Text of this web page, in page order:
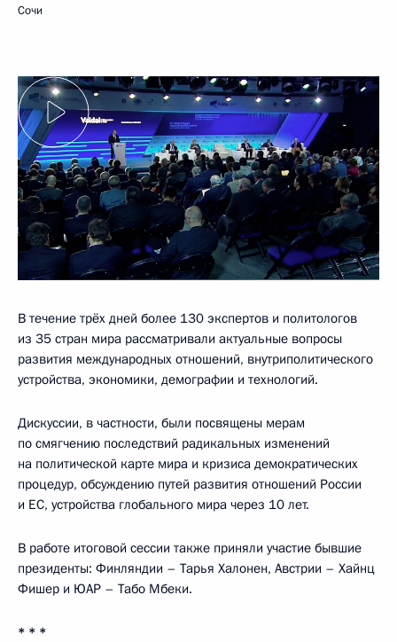
Сочи
В течение трёх дней более 130 экспертов и политологов
из 35 стран мира рассматривали актуальные вопросы
развития международных отношений, внутриполитического
устройства, экономики, демографии и технологий.
Дискуссии, в частности, были посвящены мерам
по смягчению последствий радикальных изменений
на политической карте мира и кризиса демократических
процедур, обсуждению путей развития отношений России
и ЕС, устройства глобального мира через 10 лет.
В работе итоговой сессии также приняли участие бывшие
президенты: Финляндии – Тарья Халонен, Австрии – Хайнц
Фишер и ЮАР – Табо Мбеки.
* * *